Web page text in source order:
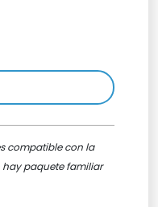
compatible con la
hay paquete familiar